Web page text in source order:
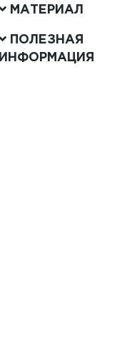
МАТЕРИАЛ
ПОЛЕЗНАЯ
ИНФОРМАЦИЯ